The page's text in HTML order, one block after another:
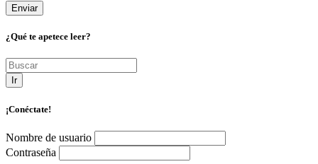
¿Qué te apetece leer?
Ir
¡Conéctate!
Nombre de usuario
Contraseña